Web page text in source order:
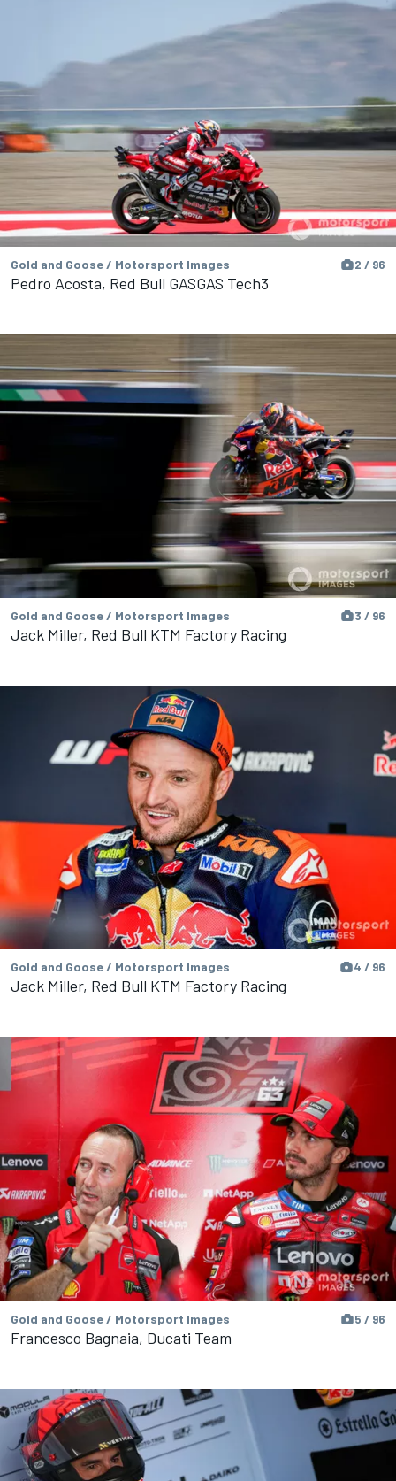
Gold and Goose / Motorsport Images 2 / 96
Pedro Acosta, Red Bull GASGAS Tech3
Gold and Goose / Motorsport Images 3 / 96
Jack Miller, Red Bull KTM Factory Racing
Gold and Goose / Motorsport Images 4 / 96
Jack Miller, Red Bull KTM Factory Racing
Gold and Goose / Motorsport Images 5 / 96
Francesco Bagnaia, Ducati Team